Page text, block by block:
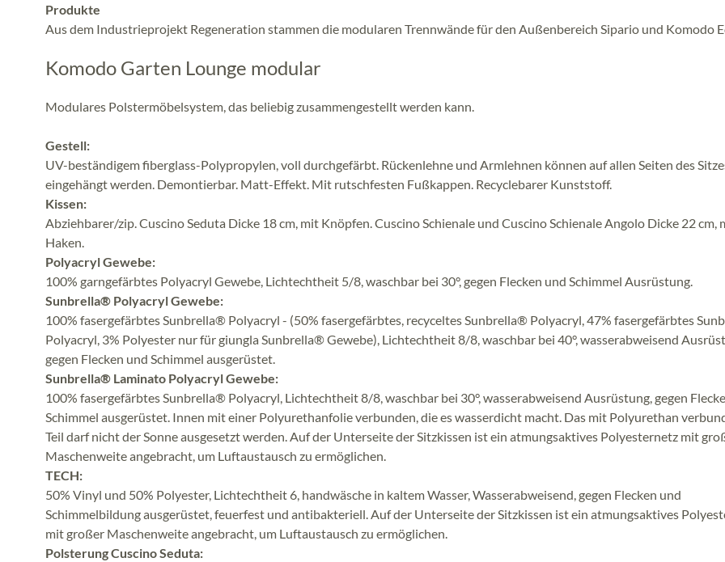
Produkte
Aus dem Industrieprojekt Regeneration stammen die modularen Trennwände für den Außenbereich Sipario und Komodo
Komodo Garten Lounge modular
Modulares Polstermöbelsystem, das beliebig zusammengestellt werden kann.
Gestell:
UV-beständigem fiberglass-Polypropylen, voll durchgefärbt. Rückenlehne und Armlehnen können auf allen Seiten des
eingehängt werden. Demontierbar. Matt-Effekt. Mit rutschfesten Fußkappen. Recyclebarer Kunststoff.
Kissen:
Abziehbarer/zip. Cuscino Seduta Dicke 18 cm, mit Knöpfen. Cuscino Schienale und Cuscino Schienale Angolo Dicke 22 cm,
Haken.
Polyacryl Gewebe:
100% garngefärbtes Polyacryl Gewebe, Lichtechtheit 5/8, waschbar bei 30°, gegen Flecken und Schimmel Ausrüstung.
Sunbrella® Polyacryl Gewebe:
100% fasergefärbtes Sunbrella® Polyacryl - (50% fasergefärbtes, recyceltes Sunbrella® Polyacryl, 47% fasergefärbtes
Polyacryl, 3% Polyester nur für giungla Sunbrella® Gewebe), Lichtechtheit 8/8, waschbar bei 40°, wasserabweisend
gegen Flecken und Schimmel ausgerüstet.
Sunbrella® Laminato Polyacryl Gewebe:
100% fasergefärbtes Sunbrella® Polyacryl, Lichtechtheit 8/8, waschbar bei 30°, wasserabweisend Ausrüstung, gegen
Schimmel ausgerüstet. Innen mit einer Polyurethanfolie verbunden, die es wasserdicht macht. Das mit Polyurethan
Teil darf nicht der Sonne ausgesetzt werden. Auf der Unterseite der Sitzkissen ist ein atmungsaktives Polyesternetz mit
Maschenweite angebracht, um Luftaustausch zu ermöglichen.
TECH:
50% Vinyl und 50% Polyester, Lichtechtheit 6, handwäsche in kaltem Wasser, Wasserabweisend, gegen Flecken und
Schimmelbildung ausgerüstet, feuerfest und antibakteriell. Auf der Unterseite der Sitzkissen ist ein atmungsaktives
mit großer Maschenweite angebracht, um Luftaustausch zu ermöglichen.
Polsterung Cuscino Seduta: